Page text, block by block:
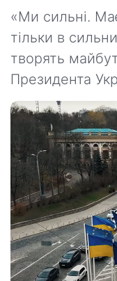
«Ми сильні.
тільки в
творять
Президента